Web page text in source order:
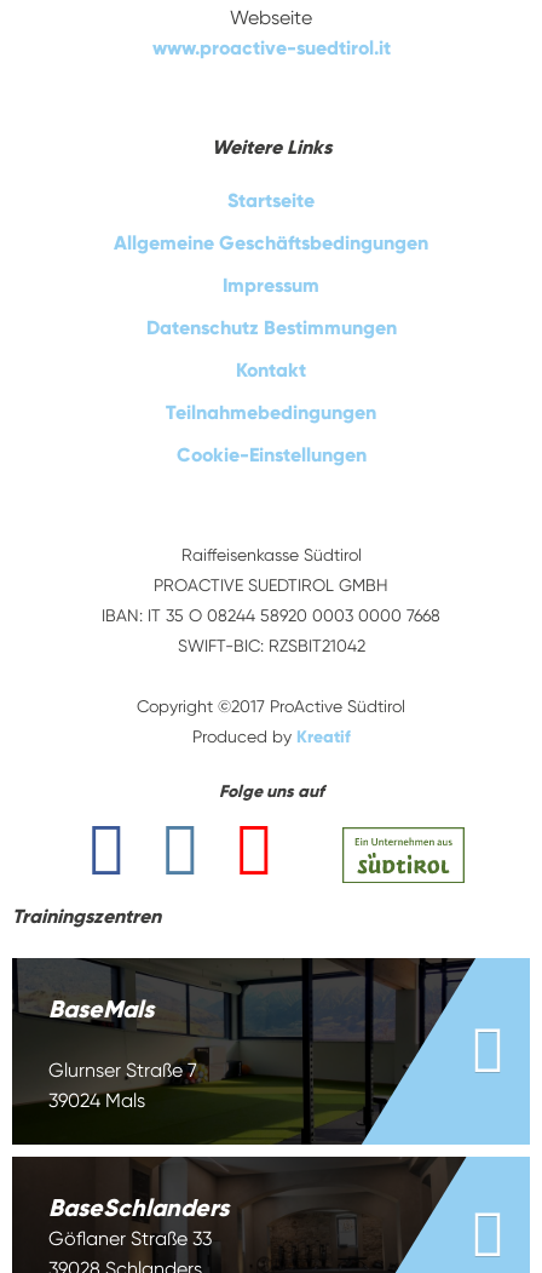
Webseite
www.proactive-suedtirol.it
Weitere Links
Startseite
Allgemeine Geschäftsbedingungen
Impressum
Datenschutz Bestimmungen
Kontakt
Teilnahmebedingungen
Cookie-Einstellungen
Raiffeisenkasse Südtirol
PROACTIVE SUEDTIROL GMBH
IBAN: IT 35 O 08244 58920 0003 0000 7668
SWIFT-BIC: RZSBIT21042
Copyright ©2017 ProActive Südtirol
Produced by Kreatif
Folge uns auf
Trainingszentren
BaseMals
Glurnser Straße 7
39024 Mals
BaseSchlanders
Göflaner Straße 33